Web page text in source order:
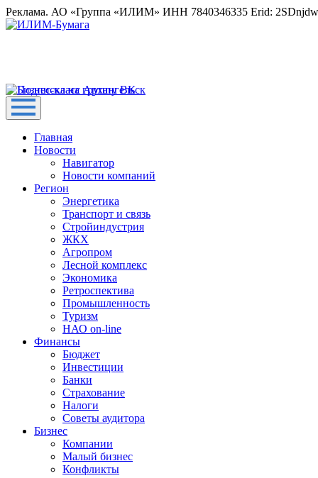
Реклама. АО «Группа «ИЛИМ» ИНН 7840346335 Erid:
Главная
Новости
Навигатор
Новости компаний
Регион
Энергетика
Транспорт и связь
Стройиндустрия
ЖКХ
Агропром
Лесной комплекс
Экономика
Ретроспектива
Промышленность
Туризм
НАО on-line
Финансы
Бюджет
Инвестиции
Банки
Страхование
Налоги
Советы аудитора
Бизнес
Компании
Малый бизнес
Конфликты